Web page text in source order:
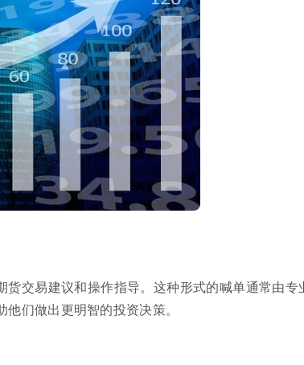
交易建议和操作指导。这种形式的喊单通常由专
们做出更明智的投资决策。